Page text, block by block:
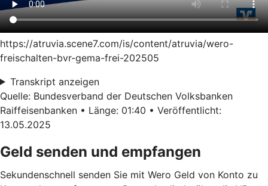
https://atruvia.scene7.com/is/content/atruvia/wero-
freischalten-bvr-gema-frei-202505
Transkript anzeigen
Quelle: Bundesverband der Deutschen Volksbanken
Raiffeisenbanken • Länge: 01:40 • Veröffentlicht:
13.05.2025
Geld senden und empfangen
Sekundenschnell senden Sie mit Wero Geld von Konto zu